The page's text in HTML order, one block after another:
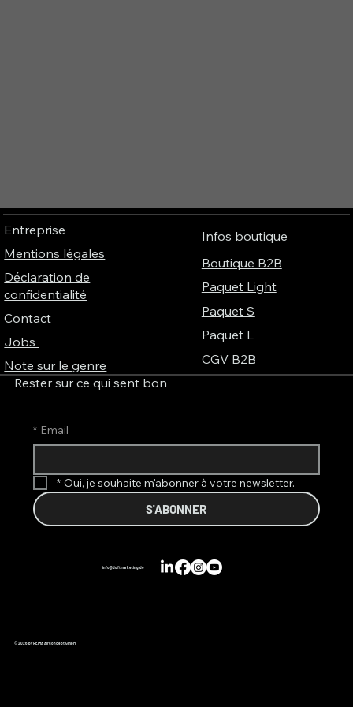
Entreprise
Mentions légales
Déclaration de
confidentialité
Contact
Jobs
Note sur le genre
Infos boutique
Boutique B2B
Paquet Light
Paquet S
Paquet L
CGV B2B
Rester sur ce qui sent bon
* Email
* Oui, je souhaite m'abonner à votre newsletter.
S'ABONNER
info@duftmarketing.de
© 2026 by REIMA AirConcept GmbH